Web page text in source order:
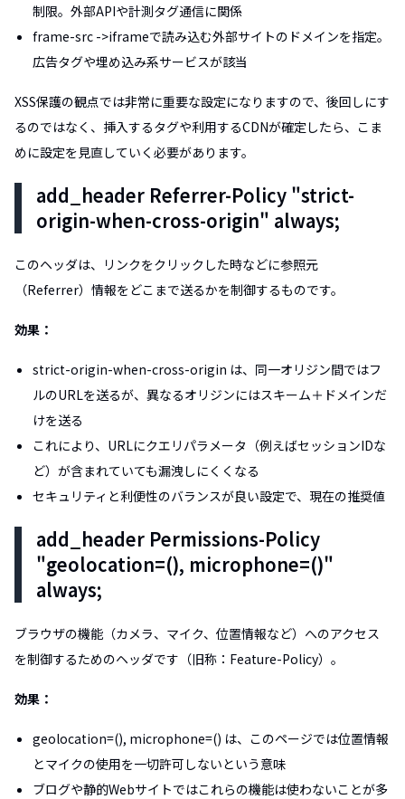
制限。外部APIや計測タグ通信に関係
frame-src ->iframeで読み込む外部サイトのドメインを指定。
広告タグや埋め込み系サービスが該当
XSS保護の観点では非常に重要な設定になりますので、後回しにす
るのではなく、挿入するタグや利用するCDNが確定したら、こま
めに設定を見直していく必要があります。
add_header Referrer-Policy "strict-
origin-when-cross-origin" always;
このヘッダは、リンクをクリックした時などに参照元
（Referrer）情報をどこまで送るかを制御するものです。
効果：
strict-origin-when-cross-origin は、同一オリジン間ではフ
ルのURLを送るが、異なるオリジンにはスキーム＋ドメインだ
けを送る
これにより、URLにクエリパラメータ（例えばセッションIDな
ど）が含まれていても漏洩しにくくなる
セキュリティと利便性のバランスが良い設定で、現在の推奨値
add_header Permissions-Policy
"geolocation=(), microphone=()"
always;
ブラウザの機能（カメラ、マイク、位置情報など）へのアクセス
を制御するためのヘッダです（旧称：Feature-Policy）。
効果：
geolocation=(), microphone=() は、このページでは位置情報
とマイクの使用を一切許可しないという意味
ブログや静的Webサイトではこれらの機能は使わないことが多